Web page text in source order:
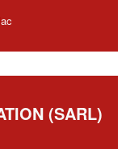
(SARL)